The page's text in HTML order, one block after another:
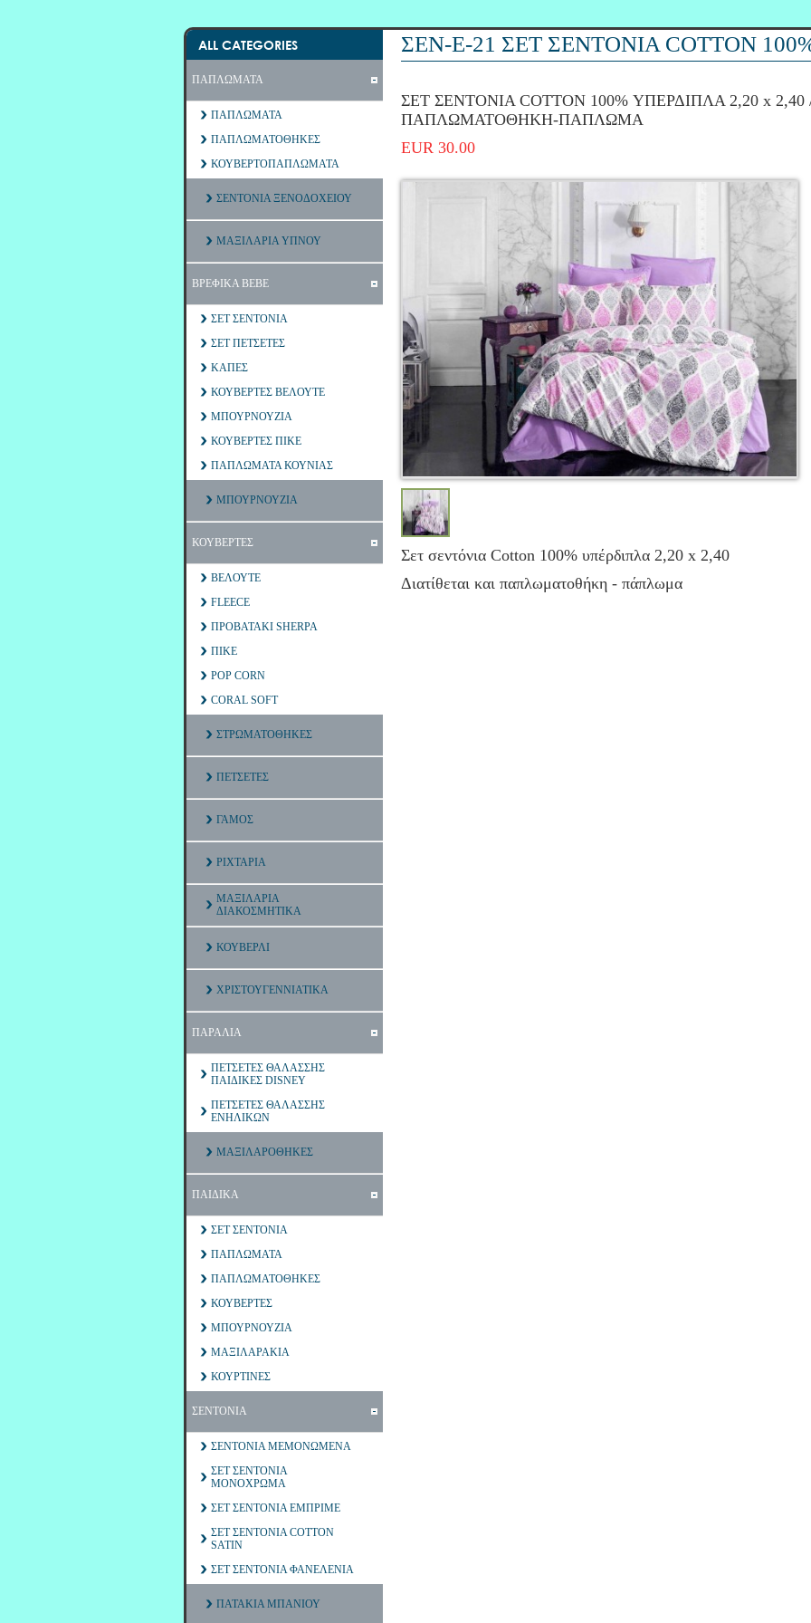
ALL CATEGORIES
ΠΑΠΛΩΜΑΤΑ
ΠΑΠΛΩΜΑΤΑ
ΠΑΠΛΩΜΑΤΟΘΗΚΕΣ
ΚΟΥΒΕΡΤΟΠΑΠΛΩΜΑΤΑ
ΣΕΝΤΟΝΙΑ ΞΕΝΟΔΟΧΕΙΟΥ
ΜΑΞΙΛΑΡΙΑ ΥΠΝΟΥ
ΒΡΕΦΙΚΑ ΒΕΒΕ
ΣΕΤ ΣΕΝΤΟΝΙΑ
ΣΕΤ ΠΕΤΣΕΤΕΣ
ΚΑΠΕΣ
ΚΟΥΒΕΡΤΕΣ ΒΕΛΟΥΤΕ
ΜΠΟΥΡΝΟΥΖΙΑ
ΚΟΥΒΕΡΤΕΣ ΠΙΚΕ
ΠΑΠΛΩΜΑΤΑ ΚΟΥΝΙΑΣ
ΜΠΟΥΡΝΟΥΖΙΑ
ΚΟΥΒΕΡΤΕΣ
ΒΕΛΟΥΤΕ
FLEECE
ΠΡΟΒΑΤΑΚΙ SHERPA
ΠΙΚΕ
POP CORN
CORAL SOFT
ΣΤΡΩΜΑΤΟΘΗΚΕΣ
ΠΕΤΣΕΤΕΣ
ΓΑΜΟΣ
ΡΙΧΤΑΡΙΑ
ΜΑΞΙΛΑΡΙΑ
ΔΙΑΚΟΣΜΗΤΙΚΑ
ΚΟΥΒΕΡΛΙ
ΧΡΙΣΤΟΥΓΕΝΝΙΑΤΙΚΑ
ΠΑΡΑΛΙΑ
ΠΕΤΣΕΤΕΣ ΘΑΛΑΣΣΗΣ
ΠΑΙΔΙΚΕΣ DISNEY
ΠΕΤΣΕΤΕΣ ΘΑΛΑΣΣΗΣ
ΕΝΗΛΙΚΩΝ
ΜΑΞΙΛΑΡΟΘΗΚΕΣ
ΠΑΙΔΙΚΑ
ΣΕΤ ΣΕΝΤΟΝΙΑ
ΠΑΠΛΩΜΑΤΑ
ΠΑΠΛΩΜΑΤΟΘΗΚΕΣ
ΚΟΥΒΕΡΤΕΣ
ΜΠΟΥΡΝΟΥΖΙΑ
ΜΑΞΙΛΑΡΑΚΙΑ
ΚΟΥΡΤΙΝΕΣ
ΣΕΝΤΟΝΙΑ
ΣΕΝΤΟΝΙΑ ΜΕΜΟΝΩΜΕΝΑ
ΣΕΤ ΣΕΝΤΟΝΙΑ
ΜΟΝΟΧΡΩΜΑ
ΣΕΤ ΣΕΝΤΟΝΙΑ ΕΜΠΡΙΜΕ
ΣΕΤ ΣΕΝΤΟΝΙΑ COTTON
SATIN
ΣΕΤ ΣΕΝΤΟΝΙΑ ΦΑΝΕΛΕΝΙΑ
ΠΑΤΑΚΙΑ ΜΠΑΝΙΟΥ
ΣΕΝ-Ε-21 ΣΕΤ ΣΕΝΤΟΝΙΑ COTTON
ΣΕΤ ΣΕΝΤΟΝΙΑ COTTON 100% ΥΠΕΡΔΙΠΛΑ 2,20 x 2,40
ΠΑΠΛΩΜΑΤΟΘΗΚΗ-ΠΑΠΛΩΜΑ
EUR 30.00
Σετ σεντόνια Cotton 100% υπέρδιπλα 2,20 x 2,40
Διατίθεται και παπλωματοθήκη - πάπλωμα